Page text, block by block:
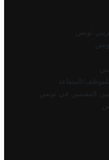
تونس
المتقاعد
المقيمين في تونس